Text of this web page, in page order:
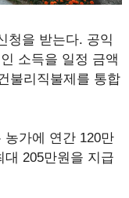
청을 받는다. 공익
소득을 일정 금액
불리직불제를 통합
농가에 연간 120만
205만원을 지급